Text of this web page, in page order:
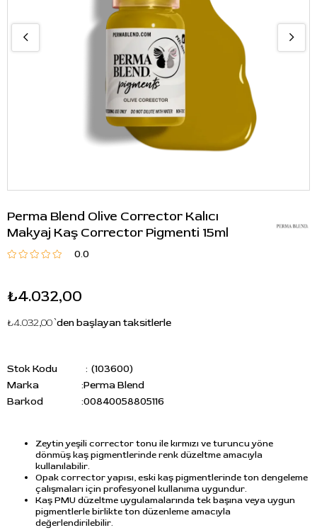
Perma Blend Olive Corrector Kalıcı
Makyaj Kaş Corrector Pigmenti 15ml
0.0
₺4.032,00
₺4.032,00`den başlayan taksitlerle
Stok Kodu
(103600)
Marka
:Perma Blend
Barkod
:00840058805116
Zeytin yeşili corrector tonu ile kırmızı ve turuncu yöne
dönmüş kaş pigmentlerinde renk düzeltme amacıyla
kullanılabilir.
Opak corrector yapısı, eski kaş pigmentlerinde ton dengeleme
çalışmaları için profesyonel kullanıma uygundur.
Kaş PMU düzeltme uygulamalarında tek başına veya uygun
pigmentlerle birlikte ton düzenleme amacıyla
değerlendirilebilir.